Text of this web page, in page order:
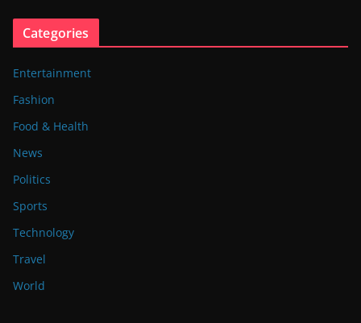
Categories
Entertainment
Fashion
Food & Health
News
Politics
Sports
Technology
Travel
World